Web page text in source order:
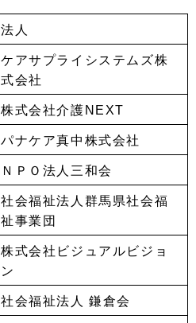
法人
ケアサプライシステムズ株
式会社
株式会社介護NEXT
パナケア真中株式会社
ＮＰＯ法人三和会
社会福祉法人群馬県社会福
祉事業団
株式会社ビジュアルビジョ
ン
社会福祉法人 鎌倉会